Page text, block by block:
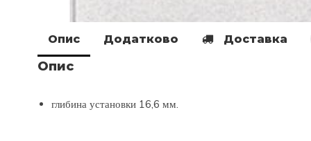
Опис Додатково Доставка
Опис
глибина установки 16,6 мм.